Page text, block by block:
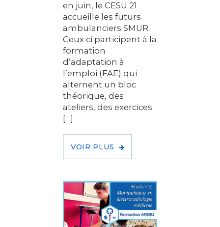
en juin, le CESU 21
accueille les futurs
ambulanciers SMUR.
Ceux ci participent à la
formation
d’adaptation à
l’emploi (FAE) qui
alternent un bloc
théorique, des
ateliers, des exercices
[…]
VOIR PLUS